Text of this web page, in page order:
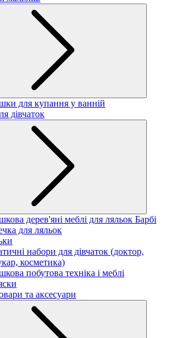
для купання у ванній
дівчаток
дерев'яні меблі для ляльок Барбі
для ляльок
набори для дівчаток (доктор,
косметика)
побутова техніка і меблі
та аксесуари